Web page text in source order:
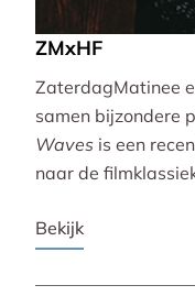
ZMxHF
ZaterdagMatinee
samen bijzondere
Waves is een
naar de
met live muziek
Bekijk